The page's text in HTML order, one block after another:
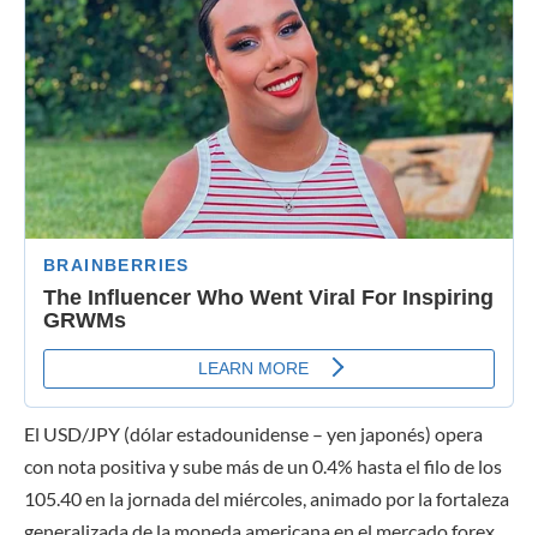
El USD/JPY (dólar estadounidense – yen japonés) opera
con nota positiva y sube más de un 0.4% hasta el filo de los
105.40 en la jornada del miércoles, animado por la fortaleza